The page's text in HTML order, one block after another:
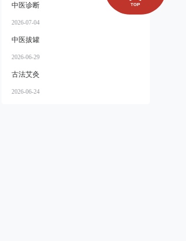
中医诊断
2026-07-04
中医拔罐
2026-06-29
古法艾灸
2026-06-24